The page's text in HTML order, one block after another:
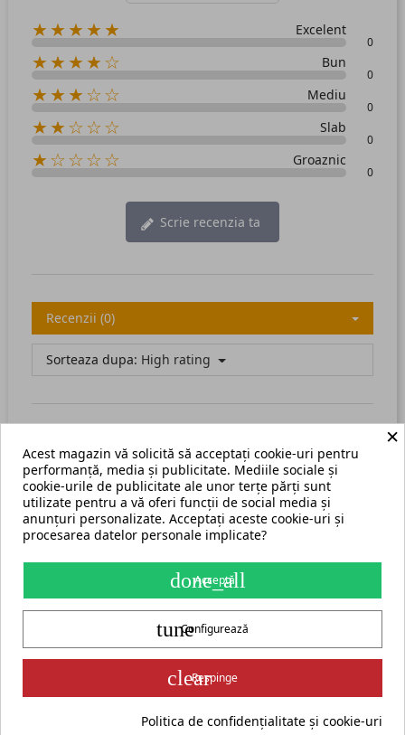
★★★★★ Excelent
0
★★★★☆ Bun
0
★★★☆☆ Mediu
0
★★☆☆☆ Slab
0
★☆☆☆☆ Groaznic
0
Scrie recenzia ta
Recenzii (0)
Sorteaza dupa: High rating
There are no available reviews.Scrie recenzia ta.
Termeni și condiții Harta site
S.C. ECHIPAMENTE ROMANIA s.r.l.
str. Grigore Ghica Voda nr. 3, Iași, cod postal 700503
contact@cormak.ro
+40 775 333 666
Partener oficial exclusiv al producătorului CORMAK Jerzy Zalewski
pentru piața din România.
✆Contact
×
Acest magazin vă solicită să acceptați cookie-uri pentru
performanță, media și publicitate. Mediile sociale și
cookie-urile de publicitate ale unor terțe părți sunt
utilizate pentru a vă oferi funcții de social media și
anunțuri personalizate. Acceptați aceste cookie-uri și
procesarea datelor personale implicate?
done_all
Acceptă
tuneConfigurează
clearRespinge
Politica de confidențialitate și cookie-uri
group_work